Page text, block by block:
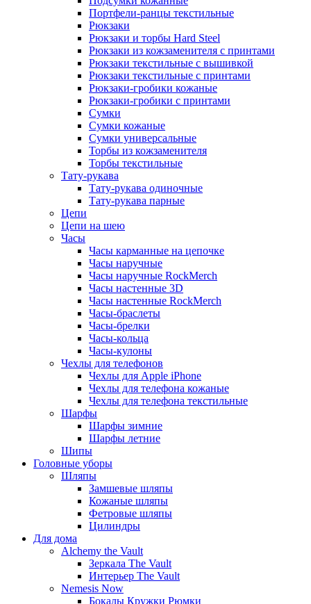
Портфели-ранцы текстильные
Рюкзаки
Рюкзаки и торбы Hard Steel
Рюкзаки из кожзаменителя с принтами
Рюкзаки текстильные с вышивкой
Рюкзаки текстильные с принтами
Рюкзаки-гробики кожаные
Рюкзаки-гробики с принтами
Сумки
Сумки кожаные
Сумки универсальные
Торбы из кожзаменителя
Торбы текстильные
Тату-рукава
Тату-рукава одиночные
Тату-рукава парные
Цепи
Цепи на шею
Часы
Часы карманные на цепочке
Часы наручные
Часы наручные RockMerch
Часы настенные 3D
Часы настенные RockMerch
Часы-браслеты
Часы-брелки
Часы-кольца
Часы-кулоны
Чехлы для телефонов
Чехлы для Apple iPhone
Чехлы для телефона кожаные
Чехлы для телефона текстильные
Шарфы
Шарфы зимние
Шарфы летние
Шипы
Головные уборы
Шляпы
Замшевые шляпы
Кожаные шляпы
Фетровые шляпы
Цилиндры
Для дома
Alchemy the Vault
Зеркала The Vault
Интерьер The Vault
Nemesis Now
Бокалы Кружки Рюмки